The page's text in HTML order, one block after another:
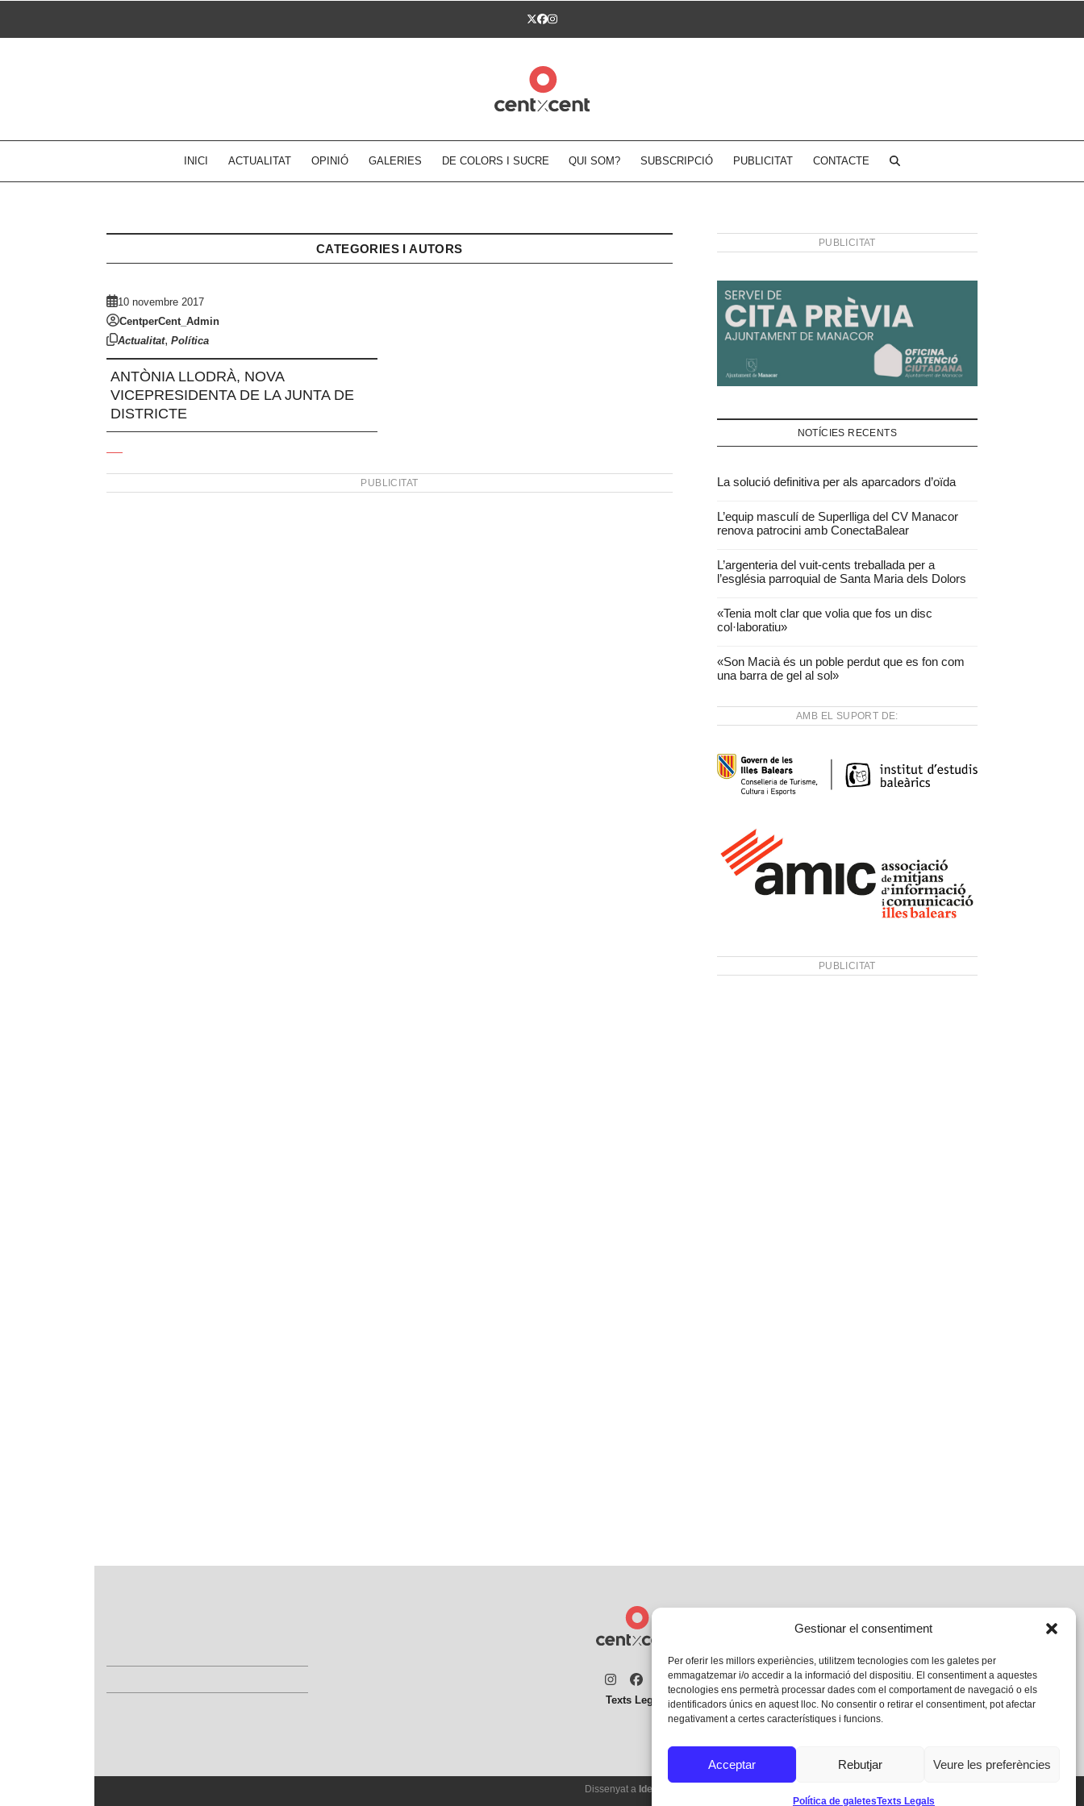
Gestionar el consentiment
Per oferir les millors experiències, utilitzem tecnologies com les galetes per
emmagatzemar i/o accedir a la informació del dispositiu. El consentiment a aquestes
tecnologies ens permetrà processar dades com el comportament de navegació o els
identificadors únics en aquest lloc. No consentir o retirar el consentiment, pot afectar
negativament a certes característiques i funcions.
Acceptar Rebutjar Veure les preferències
Política de galetesTexts Legals
Twitter
Facebook
Instagram
INICI ACTUALITAT OPINIÓ GALERIES DE COLORS I SUCRE QUI SOM? SUBSCRIPCIÓ PUBLICITAT CONTACTE
CATEGORIES I AUTORS
10 novembre 2017
CentperCent_Admin
Actualitat, Política
ANTÒNIA LLODRÀ, NOVA
VICEPRESIDENTA DE LA JUNTA DE
DISTRICTE
PUBLICITAT
PUBLICITAT
NOTÍCIES RECENTS
La solució definitiva per als aparcadors d’oïda
L’equip masculí de Superlliga del CV Manacor
renova patrocini amb ConectaBalear
L’argenteria del vuit-cents treballada per a
l’església parroquial de Santa Maria dels Dolors
«Tenia molt clar que volia que fos un disc
col·laboratiu»
«Son Macià és un poble perdut que es fon com
una barra de gel al sol»
AMB EL SUPORT DE:
PUBLICITAT
Instagram
Facebook
Twitter
Texts Legals
Dissenyat a Ideograma